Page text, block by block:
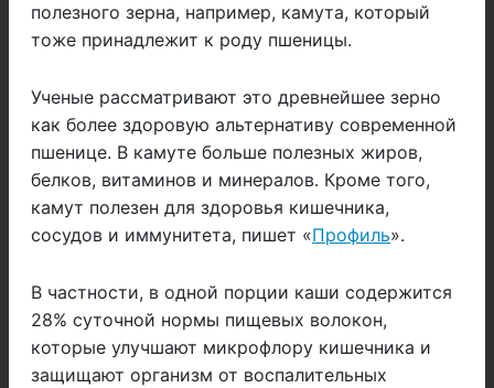
полезного зерна, например, камута, который
тоже принадлежит к роду пшеницы.
Ученые рассматривают это древнейшее зерно
как более здоровую альтернативу современной
пшенице. В камуте больше полезных жиров,
белков, витаминов и минералов. Кроме того,
камут полезен для здоровья кишечника,
сосудов и иммунитета, пишет «Профиль».
В частности, в одной порции каши содержится
28% суточной нормы пищевых волокон,
которые улучшают микрофлору кишечника и
защищают организм от воспалительных